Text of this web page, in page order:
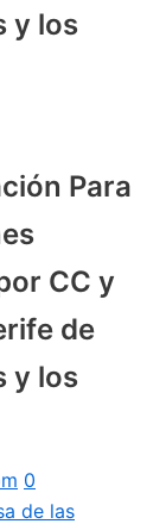
y los
Para
CC y
de
y los
0
de las